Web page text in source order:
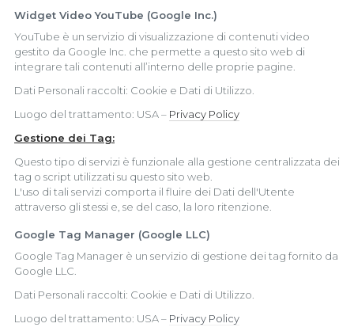
Widget Video YouTube (Google Inc.)
YouTube è un servizio di visualizzazione di contenuti video
gestito da Google Inc. che permette a questo sito web di
integrare tali contenuti all’interno delle proprie pagine.
Dati Personali raccolti: Cookie e Dati di Utilizzo.
Luogo del trattamento: USA – Privacy Policy
Gestione dei Tag:
Questo tipo di servizi è funzionale alla gestione centralizzata dei
tag o script utilizzati su questo sito web.
L'uso di tali servizi comporta il fluire dei Dati dell'Utente
attraverso gli stessi e, se del caso, la loro ritenzione.
Google Tag Manager (Google LLC)
Google Tag Manager è un servizio di gestione dei tag fornito da
Google LLC.
Dati Personali raccolti: Cookie e Dati di Utilizzo.
Luogo del trattamento: USA – Privacy Policy